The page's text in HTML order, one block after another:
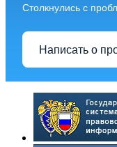
Столкнулись с
Написать о